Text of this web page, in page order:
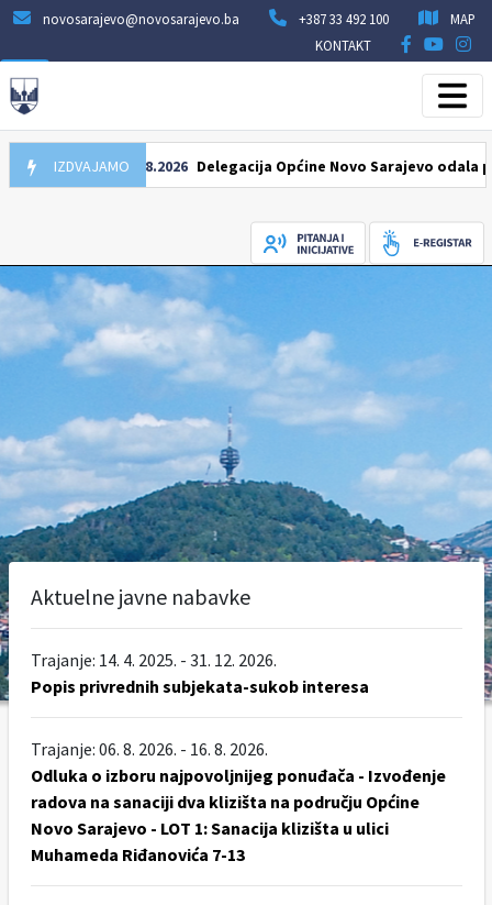
novosarajevo@novosarajevo.ba +387 33 492 100
MAP
KONTAKT
IZDVAJAMO
07.08.2026 Delegacija Općine Novo Sarajevo odala
Aktuelne javne nabavke
Trajanje: 14. 4. 2025. - 31. 12. 2026.
Popis privrednih subjekata-sukob interesa
Trajanje: 06. 8. 2026. - 16. 8. 2026.
Odluka o izboru najpovoljnijeg ponuđača - Izvođenje
radova na sanaciji dva klizišta na području Općine
Novo Sarajevo - LOT 1: Sanacija klizišta u ulici
Muhameda Riđanovića 7-13